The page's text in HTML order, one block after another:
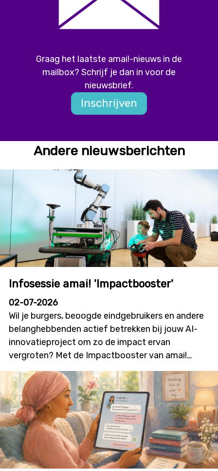
Graag het laatste amai!-nieuws in de
mailbox? Schrijf je dan in voor de
nieuwsbrief.
Inschrijven
Andere nieuwsberichten
Infosessie amai! 'Impactbooster'
02-07-2026
Wil je burgers, beoogde eindgebruikers en andere
belanghebbenden actief betrekken bij jouw AI-
innovatieproject om zo de impact ervan
vergroten? Met de Impactbooster van amai!
kunnen onderzoekers en innovatoren financiële
ondersteuning aanvragen voor
burgerparticipatie- en outreachactiviteiten die
bijdragen aan meer dialoog, betrokkenheid en
technologieacceptatie. Deze nieuwe oproep zal
initiatieven stimuleren waarin burgers niet alleen
geïnformeerd worden, maar ook daadwerkelijk
mee vorm geven aan onderzoek, ontwikkeling en